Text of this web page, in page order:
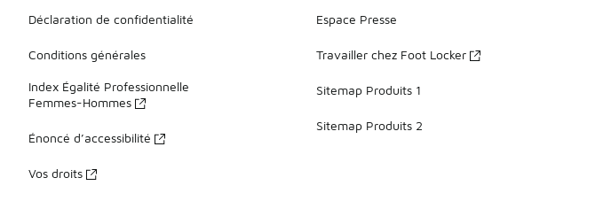
Déclaration de confidentialité
Conditions générales
Index Égalité Professionnelle
Femmes-Hommes
Énoncé d’accessibilité
Vos droits
Espace Presse
Travailler chez Foot Locker
Sitemap Produits 1
Sitemap Produits 2